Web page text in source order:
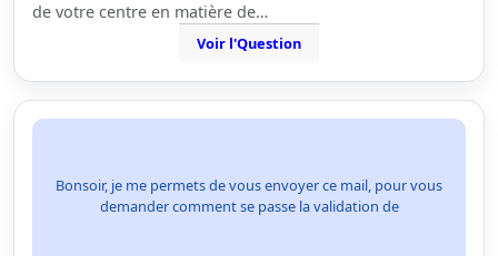
de votre centre en matière de…
Voir l'Question
Bonsoir, je me permets de vous envoyer ce mail, pour vous
demander comment se passe la validation de